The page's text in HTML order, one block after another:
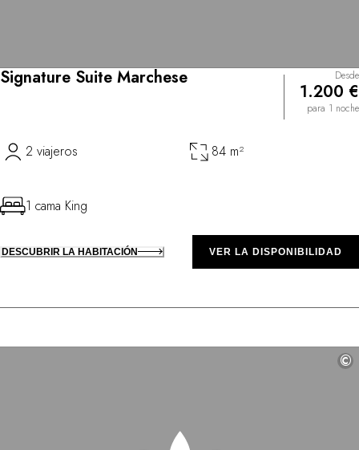
Signature Suite Marchese Desde
1.200 €
para 1 noche
2 viajeros 84 m²
1 cama King
DESCUBRIR LA HABITACIÓN VER LA DISPONIBILIDAD
©